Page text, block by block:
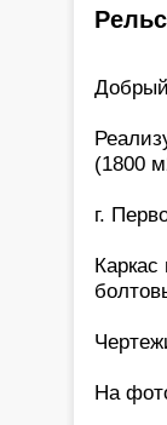
(1800
г.
На